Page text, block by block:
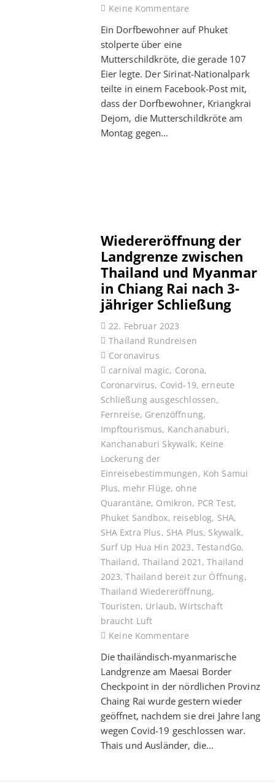
Keine Kommentare
Ein Dorfbewohner auf Phuket
stolperte über eine
Mutterschildkröte, die gerade 107
Eier legte. Der Sirinat-Nationalpark
teilte in einem Facebook-Post mit,
dass der Dorfbewohner, Kriangkrai
Dejom, die Mutterschildkröte am
Montag gegen…
Wiedereröffnung der
Landgrenze zwischen
Thailand und Myanmar
in Chiang Rai nach 3-
jähriger Schließung
22. Februar 2023
Thailand Rundreisen
Coronavirus
carnival magic, Corona,
Coronarvirus, Covid-19, erneute
Schließung ausgeschlossen,
Fernreise, Grenzöffnung,
Impftourismus, Kanchanaburi,
Kanchanaburi Skywalk, Keine
Lockerung der
Einreisebestimmungen, Koh Samui
Plus, mehr Flüge, ohne
Quarantäne, Omikron, PCR Test,
Phuket Sandbox, reiseblog, SHA,
SHA Extra Plus, SHA Plus, Skywalk,
Surf Up Hua Hin 2023, TestandGo,
Thailand,Thailand 2021 ,Thailand
2023,Thailand bereit zur Öffnung,
Thailand Wiedereröffnung,
Touristen, Urlaub,Wirtschaft
braucht Luft
Keine Kommentare
Die thailändisch-myanmarische
Landgrenze am Maesai Border
Checkpoint in der nördlichen Provinz
Chaing Rai wurde gestern wieder
geöffnet, nachdem sie drei Jahre lang
wegen Covid-19 geschlossen war.
Thais und Ausländer, die…